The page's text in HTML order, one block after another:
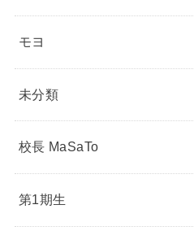
モヨ
未分類
校長 MaSaTo
第1期生